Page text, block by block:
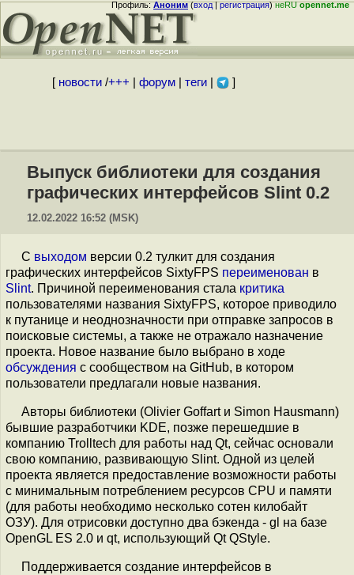
Профиль:Аноним(вход|регистрация)неRUopennet.me
[ новости/+++ форум| теги| ]
Выпуск библиотеки для создания
графических интерфейсов Slint 0.2
12.02.2022 16:52 (MSK)
С выходом версии 0.2 тулкит для создания
графических интерфейсов SixtyFPS переименован в
Slint. Причиной переименования стала критика
пользователями названия SixtyFPS, которое приводило
к путанице и неоднозначности при отправке запросов в
поисковые системы, а также не отражало назначение
проекта. Новое название было выбрано в ходе
обсуждения с сообществом на GitHub, в котором
пользователи предлагали новые названия.
Авторы библиотеки (Olivier Goffart и Simon Hausmann)
бывшие разработчики KDE, позже перешедшие в
компанию Trolltech для работы над Qt, сейчас основали
свою компанию, развивающую Slint. Одной из целей
проекта является предоставление возможности работы
с минимальным потреблением ресурсов CPU и памяти
(для работы необходимо несколько сотен килобайт
ОЗУ). Для отрисовки доступно два бэкенда - gl на базе
OpenGL ES 2.0 и qt, использующий Qt QStyle.
Поддерживается создание интерфейсов в